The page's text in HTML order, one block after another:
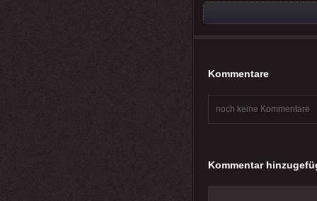
Kommentare
noch keine Kommentare
Kommentar